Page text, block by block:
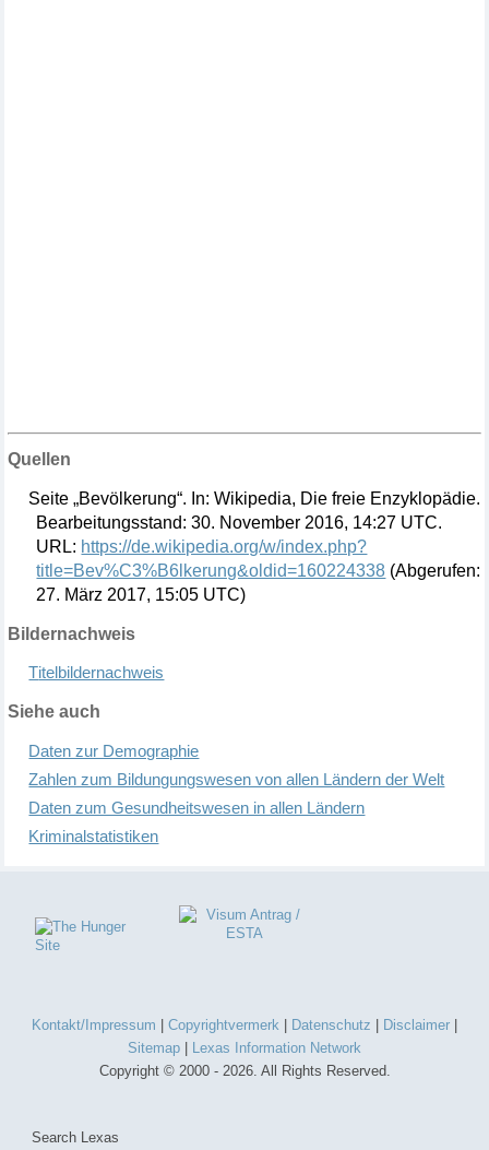
Quellen
Seite „Bevölkerung“. In: Wikipedia, Diefreie Enzyklopädie.
Bearbeitungsstand: 30. November 2016, 14:27 UTC.
URL: https://de.wikipedia.org/w/index.php?
title=Bev%C3%B6lkerung&oldid=160224338 (Abgerufen:
27. März 2017, 15:05 UTC)
Bildernachweis
Titelbildernachweis
Siehe auch
Daten zur Demographie
Zahlen zum Bildungungswesen von allen Ländern der Welt
Daten zum Gesundheitswesen in allen Ländern
Kriminalstatistiken
Kontakt/Impressum | Copyrightvermerk | Datenschutz | Disclaimer |
Sitemap | Lexas Information Network
Copyright © 2000 - 2026. All Rights Reserved.
Search Lexas